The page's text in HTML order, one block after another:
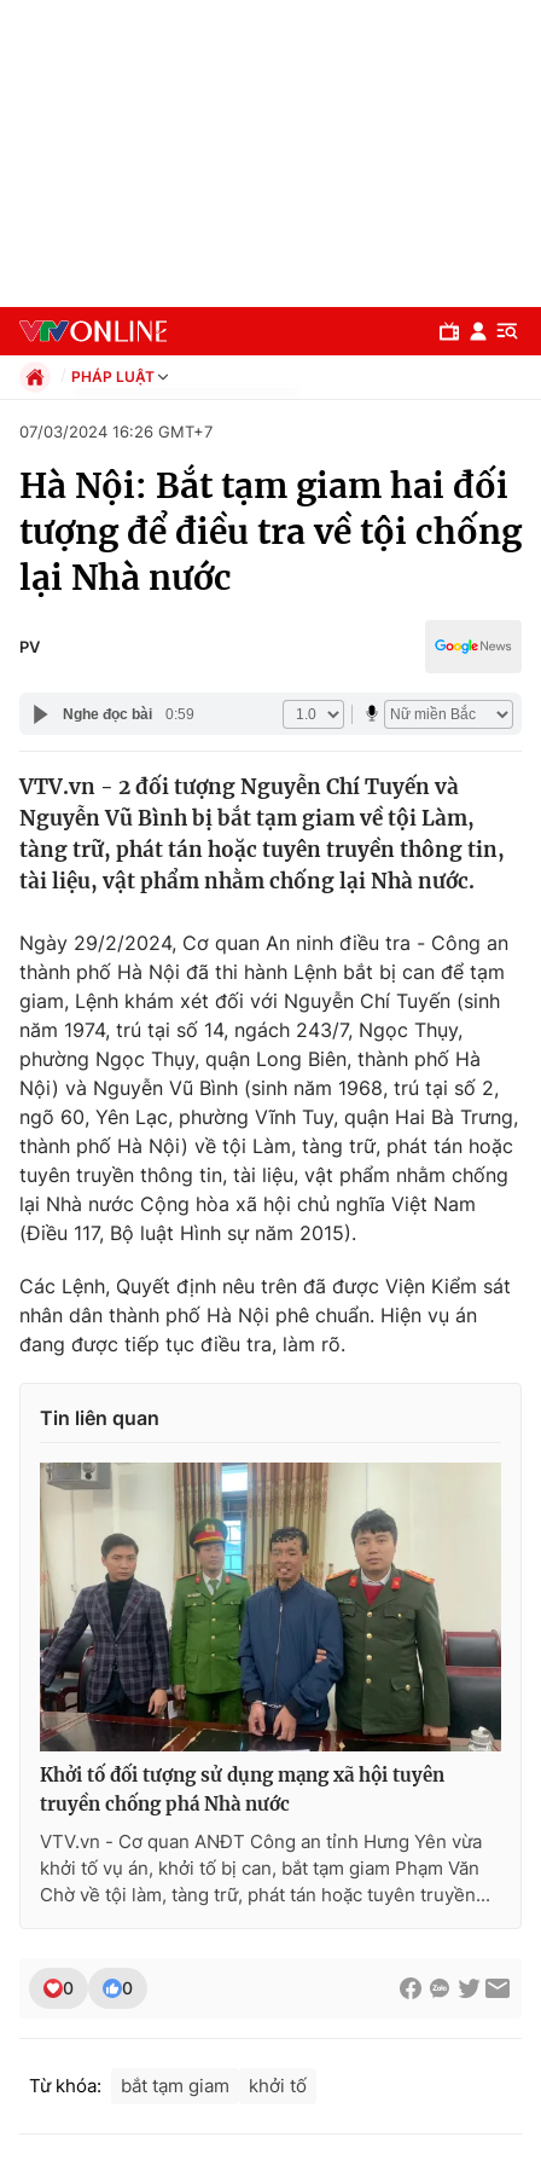
Chuyên mục
Chính trị
Thế giới
Tin tức
Câu chuyện quốc tế
Kinh tế
Tài chính
Thị trường
Góc doanh nghiệp
Dữ liệu và đời sống
Truyền hình
Phim VTV
Hậu trường
Nhân vật
Khán giả
Giải sao mai
Giải trí
Điện ảnh
Âm nhạc
Đời sống
Du lịch
Làm đẹp
Chất lượng cuộc sống
Giáo dục
Tuyển sinh
Học trực tuyến
Công nghệ
Sản phẩm
Thị trường
Tư vấn
Lịch phát sóng
Chuyên mục khác
Emagazine Podcast
Photo Infographic
Video Shorts video
VTV Money VTV Thể thao
VTV Sức khoẻ Bất động sản
VTV4
VTV9 VTV8
PHÁP LUẬT
Xã hội
Pháp luật
Kinh tế
Thể thao
Truyền hình
Giáo dục
07/03/2024 16:26 GMT+7
Hà Nội: Bắt tạm giam hai đối
tượng để điều tra về tội chống
lại Nhà nước
PV
Nghe đọc bài 0:59
VTV.vn - 2 đối tượng Nguyễn Chí Tuyến và
Nguyễn Vũ Bình bị bắt tạm giam về tội Làm,
tàng trữ, phát tán hoặc tuyên truyền thông tin,
tài liệu, vật phẩm nhằm chống lại Nhà nước.
Ngày 29/2/2024, Cơ quan An ninh điều tra - Công an
thành phố Hà Nội đã thi hành Lệnh bắt bị can để tạm
giam, Lệnh khám xét đối với Nguyễn Chí Tuyến (sinh
năm 1974, trú tại số 14, ngách 243/7, Ngọc Thụy,
phường Ngọc Thụy, quận Long Biên, thành phố Hà
Nội) và Nguyễn Vũ Bình (sinh năm 1968, trú tại số 2,
ngõ 60, Yên Lạc, phường Vĩnh Tuy, quận Hai Bà Trưng,
thành phố Hà Nội) về tội Làm, tàng trữ, phát tán hoặc
tuyên truyền thông tin, tài liệu, vật phẩm nhằm chống
lại Nhà nước Cộng hòa xã hội chủ nghĩa Việt Nam
(Điều 117, Bộ luật Hình sự năm 2015).
Các Lệnh, Quyết định nêu trên đã được Viện Kiểm sát
nhân dân thành phố Hà Nội phê chuẩn. Hiện vụ án
đang được tiếp tục điều tra, làm rõ.
Tin liên quan
Khởi tố đối tượng sử dụng mạng xã hội tuyên
truyền chống phá Nhà nước
VTV.vn - Cơ quan ANĐT Công an tỉnh Hưng Yên vừa
khởi tố vụ án, khởi tố bị can, bắt tạm giam Phạm Văn
Chờ về tội làm, tàng trữ, phát tán hoặc tuyên truyền...
0 0
Từ khóa: bắt tạm giam khởi tố